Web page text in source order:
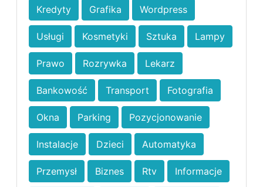
Kredyty Grafika Wordpress
Usługi Kosmetyki Sztuka Lampy
Prawo Rozrywka Lekarz
Bankowość Transport Fotografia
Okna Parking Pozycjonowanie
Instalacje Dzieci Automatyka
Przemysł Biznes Rtv Informacje